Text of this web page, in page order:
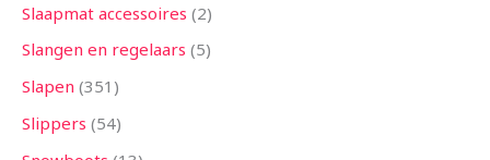
Slaapmat accessoires 2
Slangen en regelaars 5
Slapen 351
Slippers 54